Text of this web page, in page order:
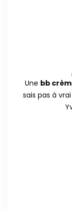
Une bb
sais pas à